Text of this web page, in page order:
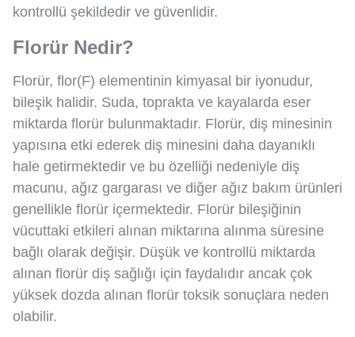
kontrollü şekildedir ve güvenlidir.
Florür Nedir?
Florür, flor(F) elementinin kimyasal bir iyonudur,
bileşik halidir. Suda, toprakta ve kayalarda eser
miktarda florür bulunmaktadır. Florür, diş minesinin
yapısına etki ederek diş minesini daha dayanıklı
hale getirmektedir ve bu özelliği nedeniyle diş
macunu, ağız gargarası ve diğer ağız bakım ürünleri
genellikle florür içermektedir. Florür bileşiğinin
vücuttaki etkileri alınan miktarına alınma süresine
bağlı olarak değişir. Düşük ve kontrollü miktarda
alınan florür diş sağlığı için faydalıdır ancak çok
yüksek dozda alınan florür toksik sonuçlara neden
olabilir.